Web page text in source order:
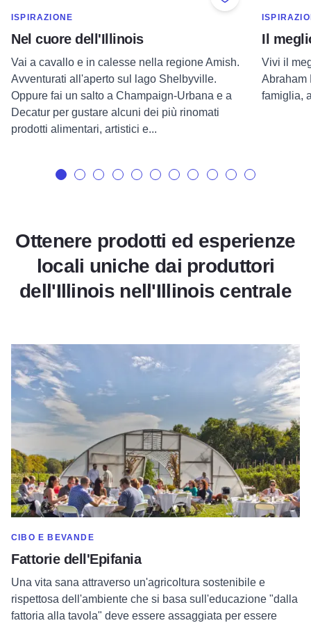
Add to Favorites
MOSTRA DI PIÙ NELLA CATEGORIA DI
ISPIRAZIONE
Nel cuore dell'Illinois
Vai a cavallo e in calesse nella regione Amish.
Avventurati all'aperto sul lago Shelbyville.
Oppure fai un salto a Champaign-Urbana e a
Decatur per gustare alcuni dei più rinomati
prodotti alimentari, artistici e...
MOSTRA
Il
Vivi il
Abraham
famiglia,
Ottenere prodotti ed esperienze
locali uniche dai produttori
dell'Illinois nell'Illinois centrale
MOSTRA DI PIÙ NELLA CATEGORIA DI
CIBO E BEVANDE
Fattorie dell'Epifania
Una vita sana attraverso un'agricoltura sostenibile e
rispettosa dell'ambiente che si basa sull'educazione "dalla
fattoria alla tavola" deve essere assaggiata per essere
Per saperne di più sulle Fattorie dell'Epifania